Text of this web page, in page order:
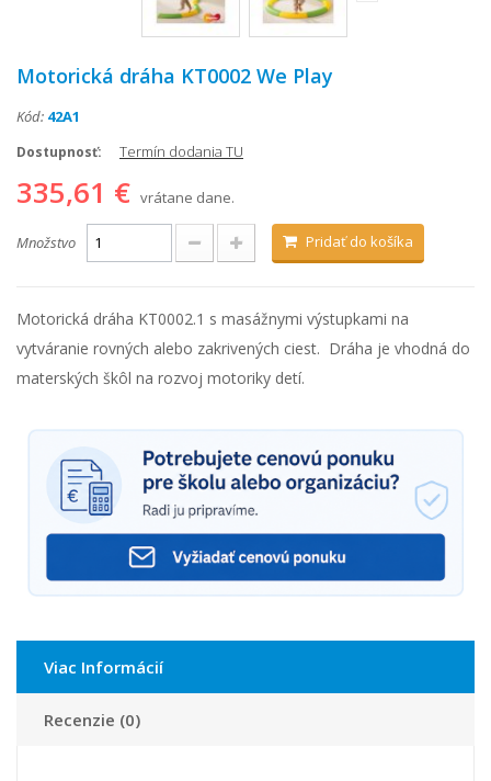
Motorická dráha KT0002 We Play
Kód: 42A1
Dostupnosť: Termín dodania TU
335,61 € vrátane dane.
Množstvo Pridať do košíka
Motorická dráha KT0002.1 s masážnymi výstupkami na
vytváranie rovných alebo zakrivených ciest. Dráha je vhodná do
materských škôl na rozvoj motoriky detí.
Viac Informácií
Recenzie (0)